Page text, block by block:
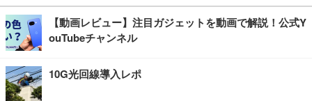
【動画レビュー】注目ガジェットを動画で解説！公式Y
ouTubeチャンネル
10G光回線導入レポ